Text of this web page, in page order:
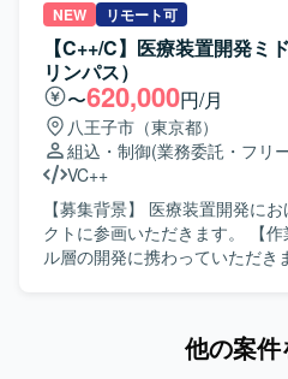
機能を実装・評価していただき
ンズ制御、露出制御、認識など
の画像データを整えていくた
位で実施いたします。完全な新
ースソフトに対して機能追加や
す。基本設計、詳細設計、プロ
総合テストまで一貫してご対応いただき
物像】 能動的に作業を進めるこ
て取り組んでいただける方を求
術的なコミュニケーションが
理解できる方を歓迎いたします。 【ポジションの魅力
メラ制御におけるコアとなるミ
アルタイム制御に関する知見を深
NEW リモート可
【C++/C】医療装置開発ミ
リンパス）
〜620,000円/月
八王子市（東京都）
組込・制御(業務委託・フリ
VC++
【募集背景】 医療装置開発に
クトに参画いただきます。 【作業内容】 医療装置向けミド
ル層の開発に携わっていただき
いた設計やドキュメント作成に
他の案件